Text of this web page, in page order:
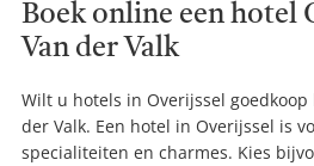
Boek online een hotel
Van der Valk
Wilt u hotels in Overijssel goedkoop
der Valk. Een hotel in Overijssel is
specialiteiten en charmes. Kies